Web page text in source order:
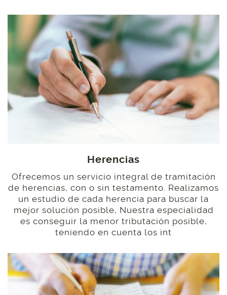
Herencias
Ofrecemos un servicio integral de tramitación
de herencias, con o sin testamento. Realizamos
un estudio de cada herencia para buscar la
mejor solución posible, Nuestra especialidad
es conseguir la menor tributación posible,
teniendo en cuenta los int